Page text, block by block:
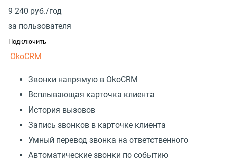
9 240 руб./год
за пользователя
Подключить
OkoCRM
Звонки напрямую в OkoCRM
Всплывающая карточка клиента
История вызовов
Запись звонков в карточке клиента
Умный перевод звонка на ответственного
Автоматические звонки по событию